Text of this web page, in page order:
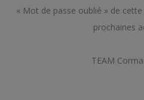
« Mot de passe oublié » de
prochaines
TEAM